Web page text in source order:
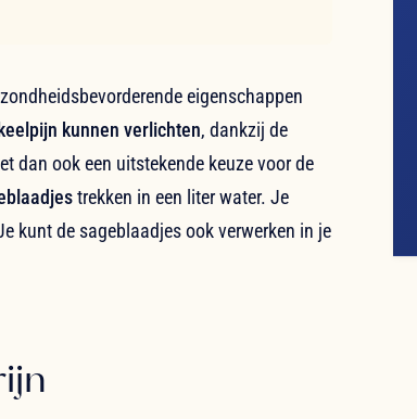
eigenschappen
kunnen verlichten, dankzij de
dan ook een uitstekende keuze voor de
trekken in een liter water. Je
kunt de sageblaadjes ook verwerken in je